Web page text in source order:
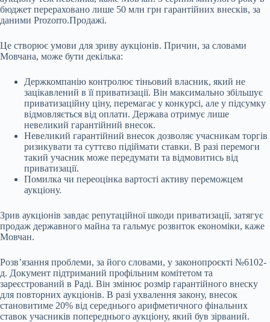
бюджет перераховано лише 50 млн грн гарантійних внесків, за
даними Prozorro.Продажі.
Це створює умови для зриву аукціонів. Причин, за словами
Мовчана, може бути декілька:
Держкомпанію контролює тіньовий власник, який не
зацікавлений в її приватизації. Він максимально збільшує
приватизаційну ціну, перемагає у конкурсі, але у підсумку
відмовляється від оплати. Держава отримує лише
невеликий гарантійний внесок.
Невеликий гарантійний внесок дозволяє учасникам торгів
ризикувати та суттєво підіймати ставки. В разі перемоги
такий учасник може передумати та відмовитись від
приватизації.
Помилка чи переоцінка вартості активу переможцем
аукціону.
Зрив аукціонів завдає репутаційної шкоди приватизації, затягує
продаж державного майна та гальмує розвиток економіки, каже
Мовчан.
Розвʼязання проблеми, за його словами, у законопроєкті №6102-
д. Документ підтриманий профільним комітетом та
зареєстрований в Раді. Він змінює розмір гарантійного внеску
для повторних аукціонів. В разі ухвалення закону, внесок
становитиме 20% від середнього арифметичного фінальних
ставок учасників попереднього аукціону, який був зірваний.